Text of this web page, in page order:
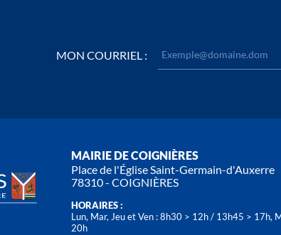
MON COURRIEL :
MAIRIE DE COIGNIÈRES
Place de l'Église Saint-Germain-d'Auxerre
78310 - COIGNIÈRES
HORAIRES :
Lun, Mar, Jeu et Ven : 8h30 > 12h / 13h45 > 17h,
20h